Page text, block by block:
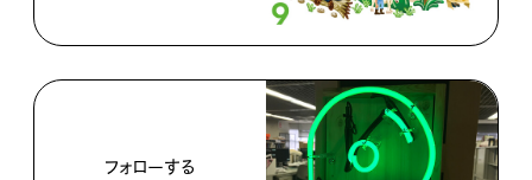
フォローする